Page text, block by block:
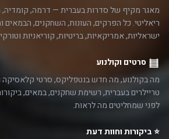
מאגר מקיף של סדרות בעברית — דרמה, קומדיה,
ריאליטי. כל הפרקים, העונות, השחקנים, הבמאים
ישראליות, אמריקאיות, בריטיות, קוריאניות
סרטים וקולנוע
מה בקולנוע, מה חדש בנטפליקס, סרטי קלאסיקה
טריילרים בעברית, רשימת שחקנים, במאים,
לפני שמחליטים מה לראות.
⭐ ביקורות וחוות דעת